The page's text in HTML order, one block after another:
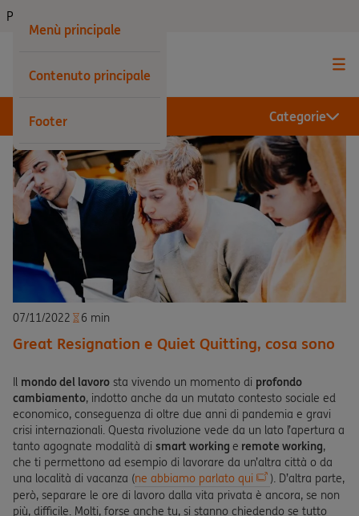
Menù principale
Contenuto principale
Footer
Privati
Categorie
07/11/2022 6 min
Great Resignation e Quiet Quitting, cosa sono
Il mondo del lavoro sta vivendo un momento di profondo
cambiamento, indotto anche da un mutato contesto sociale ed
economico, conseguenza di oltre due anni di pandemia e gravi
crisi internazionali. Questa rivoluzione vede da un lato l’apertura a
tanto agognate modalità di smart working e remote working,
che ti permettono ad esempio di lavorare da un’altra città o da
una località di vacanza (ne abbiamo parlato qui
). D’altra parte,
però, separare le ore di lavoro dalla vita privata è ancora, se non
più, difficile. Molti, forse anche tu, si stanno chiedendo se tutto